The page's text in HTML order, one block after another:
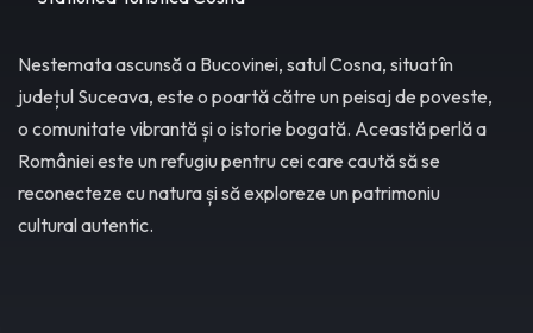
Nestemata ascunsă a Bucovinei, satul Cosna, situat în
județul Suceava, este o poartă către un peisaj de poveste,
o comunitate vibrantă și o istorie bogată. Această perlă a
României este un refugiu pentru cei care caută să se
reconecteze cu natura și să exploreze un patrimoniu
cultural autentic.